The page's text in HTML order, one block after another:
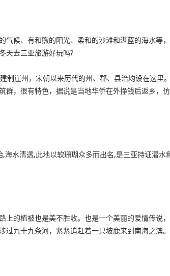
候、有和煦的阳光、柔和的沙滩和湛蓝的海水
天去三亚旅游好玩吗?
崖州，宋朝以来历代的州、郡、县治均设在这里
，很有特色，据说是当地华侨在外挣钱后返乡，仿
水清透,此地以软珊瑚众多而出名,是三亚持证潜
的植被也是美不胜收。也是一个美丽的爱情传
九十九条河，紧紧追赶着一只坡鹿来到南海之滨。